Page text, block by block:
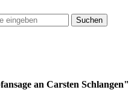
Suchen
an Carsten Schlangen"